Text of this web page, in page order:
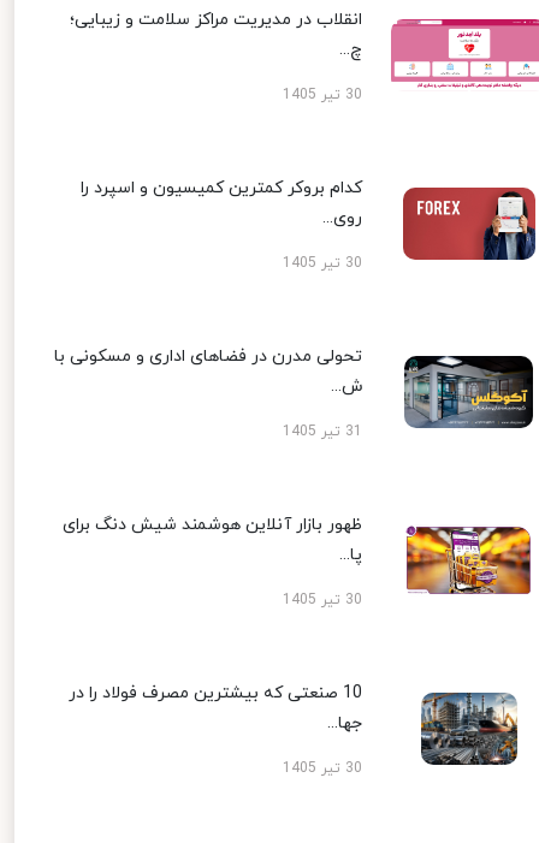
انقلاب در مدیریت مراکز سلامت و زیبایی؛
چ...
30 تیر 1405
کدام بروکر کمترین کمیسیون و اسپرد را
روی...
30 تیر 1405
تحولی مدرن در فضاهای اداری و مسکونی با
ش...
ظهور بازار آنلاین هوشمند شیش دنگ برای
پا...
30 تیر 1405
10 صنعتی که بیشترین مصرف فولاد را در
جها...
30 تیر 1405